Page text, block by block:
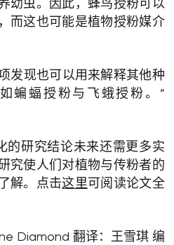
幼虫。因此，蜂鸟授粉可以
而这也可能是植物授粉媒介
发现也可以用来解释其他种
蝙蝠授粉与飞蛾授粉。”
的研究结论未来还需更多实
究使人们对植物与传粉者的
解。点击这里可阅读论文全
Diamond 翻译：王雪琪 编